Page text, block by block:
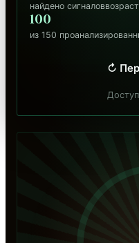
найдено сигналов
100
из 150
↻